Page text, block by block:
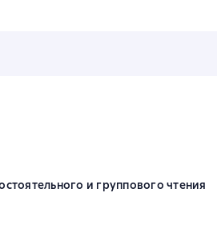
и группового чтения